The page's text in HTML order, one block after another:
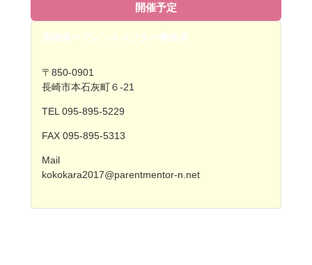
開催予定
長崎県ペアレントメンター事務局
〒850-0901
長崎市本石灰町６-21
TEL 095-895-5229
FAX 095-895-5313
Mail
kokokara2017@parentmentor-n.net